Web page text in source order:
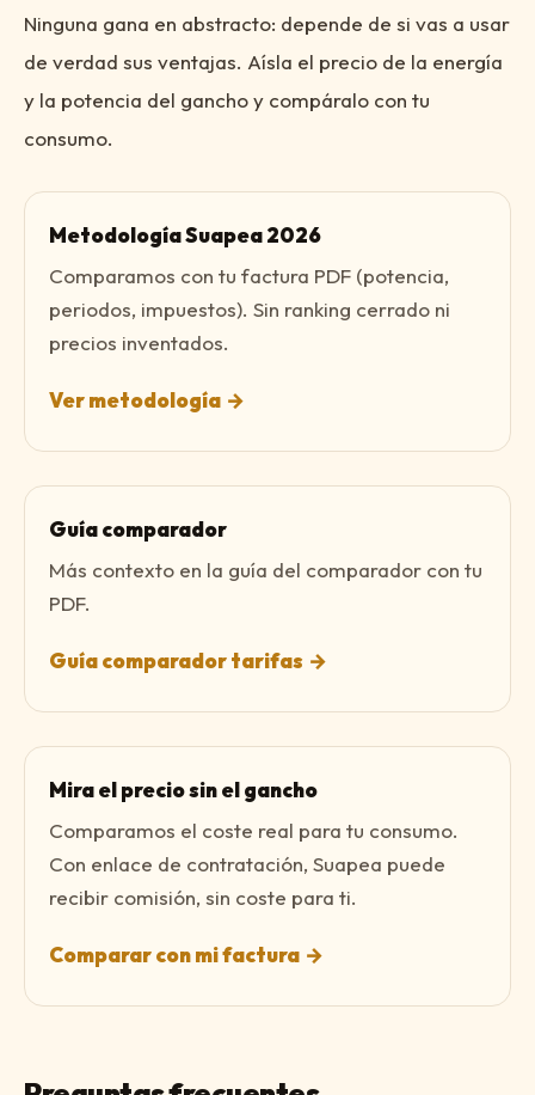
Ninguna gana en abstracto: depende de si vas a usar
de verdad sus ventajas. Aísla el precio de la energía
y la potencia del gancho y compáralo con tu
consumo.
Metodología Suapea 2026
Comparamos con tu factura PDF (potencia,
periodos, impuestos). Sin ranking cerrado ni
precios inventados.
Ver metodología →
Guía comparador
Más contexto en la guía del comparador con tu
PDF.
Guía comparador tarifas →
Mira el precio sin el gancho
Comparamos el coste real para tu consumo.
Con enlace de contratación, Suapea puede
recibir comisión, sin coste para ti.
Comparar con mi factura →